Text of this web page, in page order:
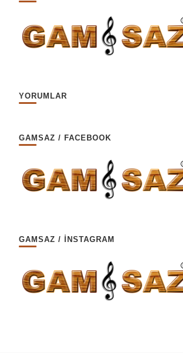
YORUMLAR
GAMSAZ / FACEBOOK
GAMSAZ / İNSTAGRAM